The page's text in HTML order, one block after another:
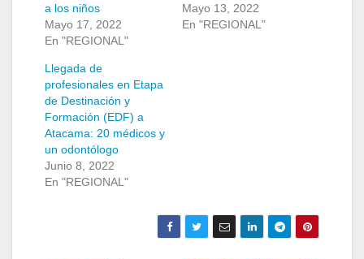
a los niños
Mayo 17, 2022
En "REGIONAL"
Mayo 13, 2022
En "REGIONAL"
Llegada de
profesionales en Etapa
de Destinación y
Formación (EDF) a
Atacama: 20 médicos y
un odontólogo
Junio 8, 2022
En "REGIONAL"